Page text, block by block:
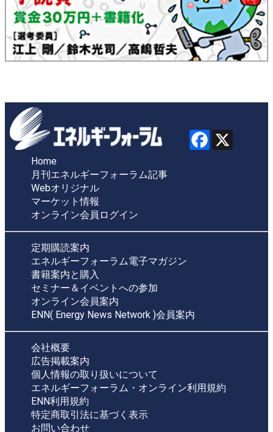
Home
月刊エネルギーフォーラム記事
Webオリジナル
マーケット情報
オンライン会員ログイン
定期購読案内
エネルギーフォーラム電子マガジン
書籍案内と購入
セミナー＆イベントへの参加
オンライン会員案内
ENN( Energy News Network )会員案内
会社概要
広告掲載案内
個人情報の取り扱いについて
エネルギーフォーラム・オンライン利用規約
ENN利用規約
特定商取引法に基づく表示
お問い合わせ